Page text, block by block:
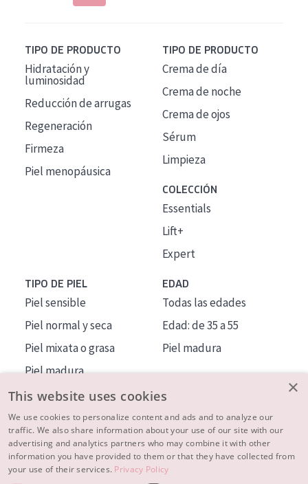
TIPO DE PRODUCTO
Hidratación y
luminosidad
Reducción de arrugas
Regeneración
Firmeza
Piel menopáusica
TIPO DE PRODUCTO
Crema de día
Crema de noche
Crema de ojos
Sérum
Limpieza
COLECCIÓN
Essentials
Lift+
Expert
TIPO DE PIEL
Piel sensible
Piel normal y seca
Piel mixata o grasa
Piel madura
Piel expuesta al sol
Piel menopáusica
EDAD
Todas las edades
Edad: de 35 a 55
Piel madura
MÁS SOBRE NOSOTROS
INSPIRACIÓN
×
This website uses cookies
We use cookies to personalize content and ads and to analyze our
traffic. We also share information about your use of our site with our
advertising and analytics partners who may combine it with other
information you have provided to them or that they have collected from
your use of their services. Privacy Policy